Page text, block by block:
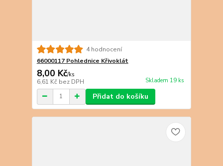
4 hodnocení
66000117 Pohlednice Křivoklát
8,00 Kč/ks
6,61 Kč bez DPH Skladem 19 ks
Přidat do košíku